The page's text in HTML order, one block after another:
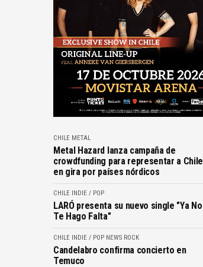
CHILE METAL
Metal Hazard lanza campaña de
crowdfunding para representar a Chile
en gira por países nórdicos
CHILE INDIE / POP
LARÓ presenta su nuevo single "Ya No
Te Hago Falta"
CHILE INDIE / POP NEWS ROCK
Candelabro confirma concierto en
Temuco